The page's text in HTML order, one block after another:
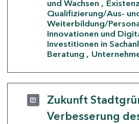
und Wachsen
Qualifizierung/Aus-
Weiterbildung/
Innovationen und
Investitionen in
Beratung
Zukunft
Verbesserung